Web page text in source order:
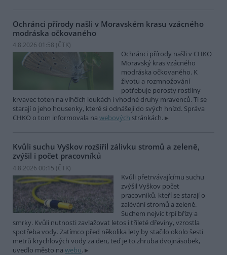
Ochránci přírody našli v Moravském krasu vzácného
modráska očkovaného
4.8.2026 01:58 (ČTK)
Ochránci přírody našli v CHKO
Moravský kras vzácného
modráska očkovaného. K
životu a rozmnožování
potřebuje porosty rostliny
krvavec toten na vlhčích loukách i vhodné druhy mravenců. Ti se
starají o jeho housenky, které si odnášejí do svých hnízd. Správa
CHKO o tom informovala na webových stránkách.
Kvůli suchu Vyškov rozšířil zálivku stromů a zeleně,
zvýšil i počet pracovníků
4.8.2026 00:15 (ČTK)
Kvůli přetrvávajícímu suchu
zvýšil Vyškov počet
pracovníků, kteří se starají o
zalévání stromů a zeleně.
Suchem nejvíc trpí břízy a
smrky. Kvůli nutnosti zavlažovat letos i tříleté dřeviny, vzrostla
spotřeba vody. Zatímco před několika lety by stačilo okolo šesti
metrů krychlových vody za den, teď je to zhruba dvojnásobek,
uvedlo město na webu.